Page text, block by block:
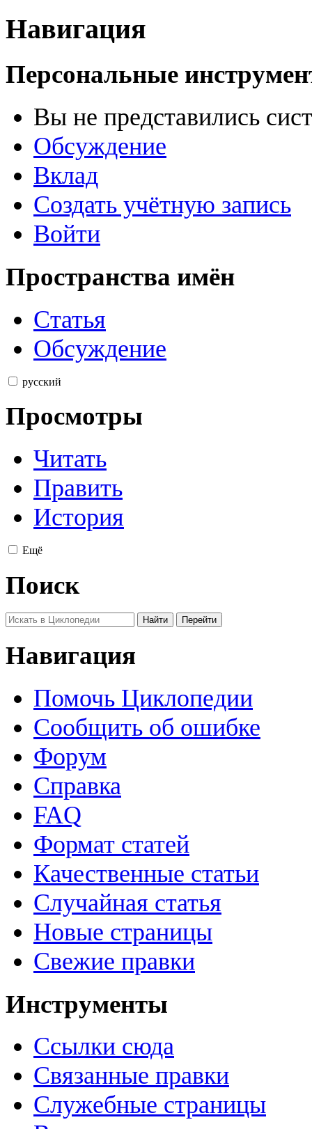
Навигация
Персональные
Вы не представились
Обсуждение
Вклад
Создать учётную запись
Войти
Пространства имён
Статья
Обсуждение
русский
Просмотры
Читать
Править
История
Ещё
Поиск
Навигация
Помочь Циклопедии
Сообщить об ошибке
Форум
Справка
FAQ
Формат статей
Качественные статьи
Случайная статья
Новые страницы
Свежие правки
Инструменты
Ссылки сюда
Связанные правки
Служебные страницы